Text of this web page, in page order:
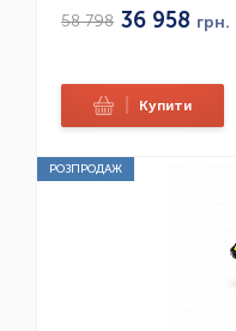
58 798 36 958 грн.
Купити
РОЗПРОДАЖ